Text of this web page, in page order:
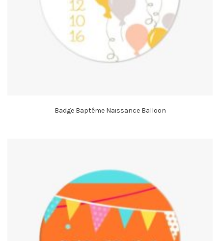
Badge Baptême Naissance Balloon